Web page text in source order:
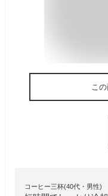
こ
コーヒー三杯(40代・男性)